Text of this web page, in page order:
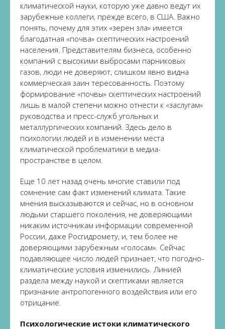
климатической науки, которую уже давно ведут их
зарубежные коллеги, прежде всего, в США. Важно
понять, почему для этих «зерен зла» имеется
благодатная «почва» скептических настроений
населения. Представителям бизнеса, особенно
компаний с высокими выбросами парниковых
газов, люди не доверяют, слишком явно видна
коммерческая заин тересованность. Поэтому
формирование «почвы» скептических настроений
лишь в малой степени можно отнести к «заслугам»
руководства и пресс-служб угольных и
металлургических компаний. Здесь дело в
психологии людей и в изменении места
климатической проблематики в медиа-
пространстве в целом.
Еще 10 лет назад очень многие ставили под
сомнение сам факт изменений климата. Такие
мнения высказываются и сейчас, но в основном
людьми старшего поколения, не доверяющими
никаким источникам информации современной
России, даже Росгидромету, и, тем более не
доверяющими зарубежным «голосам». Сейчас
подавляющее число людей признает, что погодно-
климатические условия изменились. Линией
раздела между наукой и скептиками является
признание антропогенного воздействия или его
отрицание.
Психологические истоки климатического